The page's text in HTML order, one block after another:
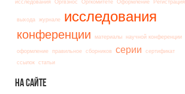
исследования Оргвзнос Оргкомитете Оформление Регистрация
выхода журнале исследования
конференции материалы научной конференции
оформление правильное сборников серии сертификат
ссылок статьи
Насайте